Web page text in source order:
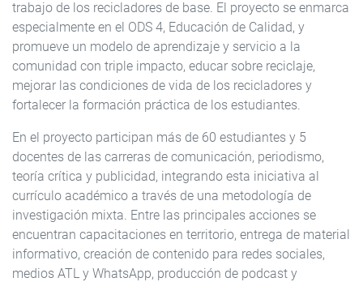
trabajo de los recicladores de base. El proyecto se enmarca
especialmente en el ODS 4, Educación de Calidad, y
promueve un modelo de aprendizaje y servicio a la
comunidad con triple impacto, educar sobre reciclaje,
mejorar las condiciones de vida de los recicladores y
fortalecer la formación práctica de los estudiantes.
En el proyecto participan más de 60 estudiantes y 5
docentes de las carreras de comunicación, periodismo,
teoría crítica y publicidad, integrando esta iniciativa al
currículo académico a través de una metodología de
investigación mixta. Entre las principales acciones se
encuentran capacitaciones en territorio, entrega de material
informativo, creación de contenido para redes sociales,
medios ATL y WhatsApp, producción de podcast y